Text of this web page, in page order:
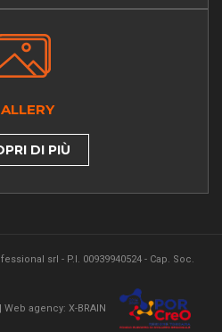
DI PIÙ
srl - P.I. 00939940524 - Cap. Soc.
| Web agency: X-BRAIN